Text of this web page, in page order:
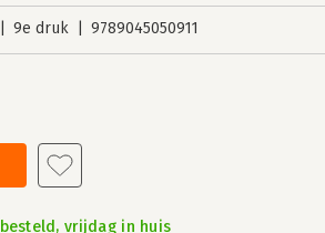
9e druk 9789045050911
vrijdag in huis